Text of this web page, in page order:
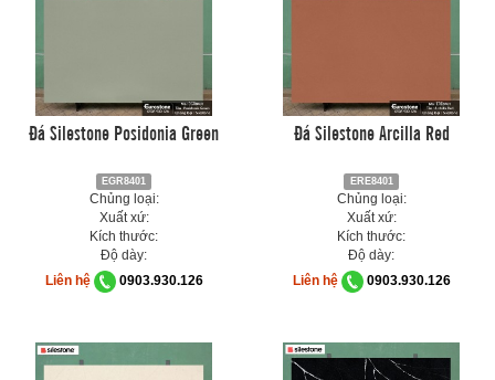
Đá Silestone Posidonia Green
EGR8401
Chủng loại:
Xuất xứ:
Kích thước:
Độ dày:
Liên hệ
0903.930.126
Đá Silestone Arcilla Red
ERE8401
Chủng loại:
Xuất xứ:
Kích thước:
Độ dày:
Liên hệ
0903.930.126